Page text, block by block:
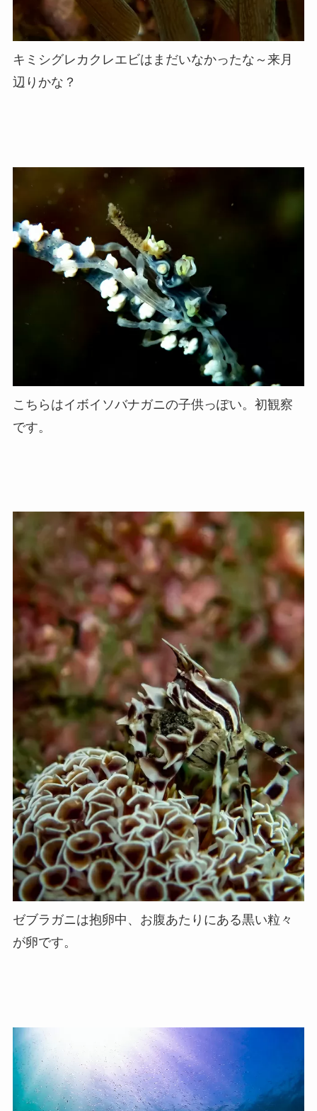
キミシグレカクレエビはまだいなかったな～来月
辺りかな？
こちらはイボイソバナガニの子供っぽい。初観察
です。
ゼブラガニは抱卵中、お腹あたりにある黒い粒々
が卵です。